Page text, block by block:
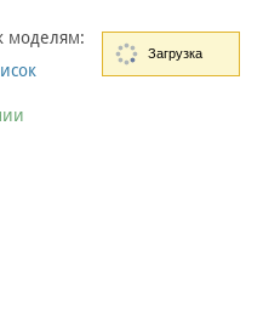
моделям:
Загрузка